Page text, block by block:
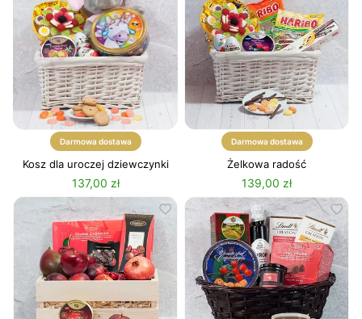
Darmowa dostawa
Kosz dla uroczej dziewczynki
137,00 zł
Darmowa dostawa
Żelkowa radość
139,00 zł